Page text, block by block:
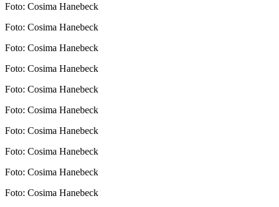
Foto: Cosima Hanebeck
Foto: Cosima Hanebeck
Foto: Cosima Hanebeck
Foto: Cosima Hanebeck
Foto: Cosima Hanebeck
Foto: Cosima Hanebeck
Foto: Cosima Hanebeck
Foto: Cosima Hanebeck
Foto: Cosima Hanebeck
Foto: Cosima Hanebeck